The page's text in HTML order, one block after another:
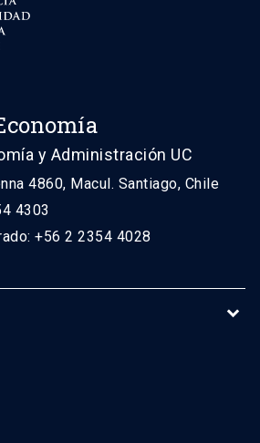
y Administración UC
4860, Macul. Santiago, Chile
4303
+56 2 2354 4028